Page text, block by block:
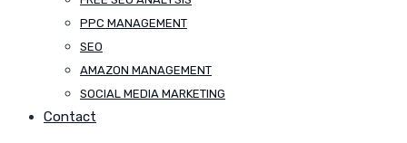
PPC MANAGEMENT
SEO
AMAZON MANAGEMENT
SOCIAL MEDIA MARKETING
Contact